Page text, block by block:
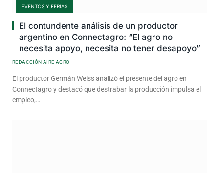
EVENTOS Y FERIAS
El contundente análisis de un productor
argentino en Connectagro: “El agro no
necesita apoyo, necesita no tener desapoyo”
REDACCIÓN AIRE AGRO
El productor Germán Weiss analizó el presente del agro en
Connectagro y destacó que destrabar la producción impulsa el
empleo,…